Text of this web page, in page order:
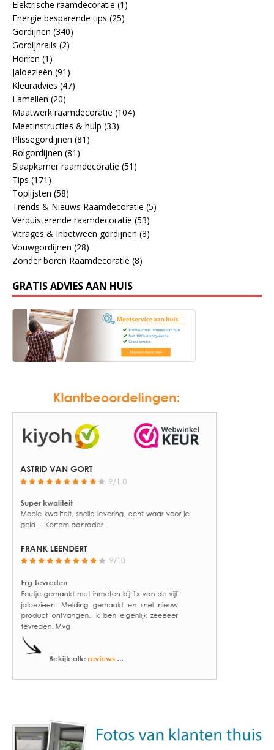
Elektrische raamdecoratie (1)
Energie besparende tips (25)
Gordijnen (340)
Gordijnrails (2)
Horren (1)
Jaloezieën (91)
Kleuradvies (47)
Lamellen (20)
Maatwerk raamdecoratie (104)
Meetinstructies & hulp (33)
Plissegordijnen (81)
Rolgordijnen (81)
Slaapkamer raamdecoratie (51)
Tips (171)
Toplijsten (58)
Trends & Nieuws Raamdecoratie (5)
Verduisterende raamdecoratie (53)
Vitrages & Inbetween gordijnen (8)
Vouwgordijnen (28)
Zonder boren Raamdecoratie (8)
GRATIS ADVIES AAN HUIS